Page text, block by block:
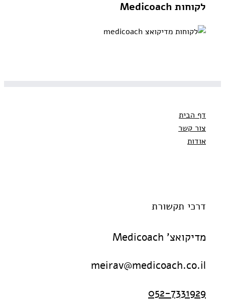
לקוחות Medicoach
דף הבית
צור קשר
אודות
דרכי תקשורת
מדיקואצ' Medicoach
meirav@medicoach.co.il
052-7331929